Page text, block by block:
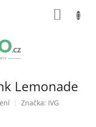
Lemonade
Značka: IVG